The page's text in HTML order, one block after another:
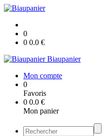
0
0 0.0 €
Biaupanier
Mon compte
0
Favoris
0 0.0 €
Mon panier